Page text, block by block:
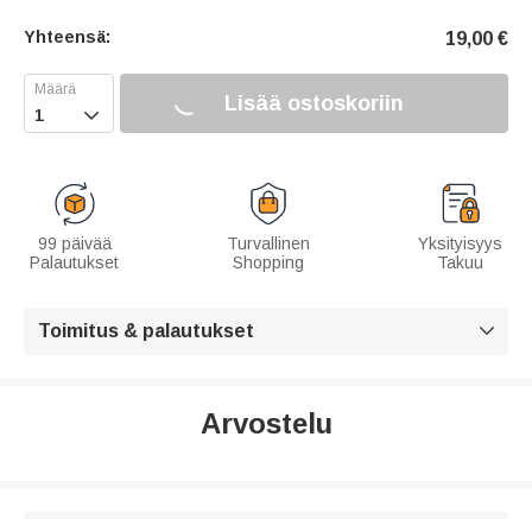
Yhteensä: 19,00 €
 Lisää ostoskoriin
99 päivää
Palautukset
Turvallinen
Shopping
Yksityisyys
Takuu
Toimitus & palautukset 
Arvostelu